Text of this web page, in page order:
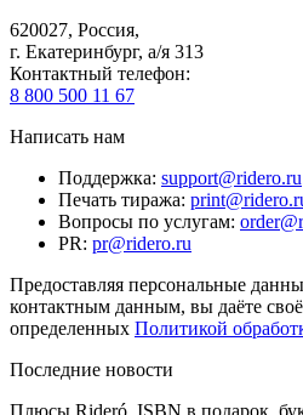
620027, Россия,
г. Екатеринбург, а/я 313
Контактный телефон:
8 800 500 11 67
Написать нам
Поддержка: support@ridero.ru
Печать тиража:
Вопросы по услугам:
PR: pr@ridero.ru
Предоставляя персональные
контактным данным, вы даёте своё
определенных Политикой
Последние новости
Плюсы Rideró, ISBN в подарок,